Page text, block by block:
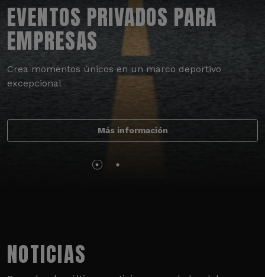
EVENTOS PRIVADOS PARA
EMPRESAS
Crea momentos únicos en un marco deportivo
excepcional
Más información
NOTICIAS